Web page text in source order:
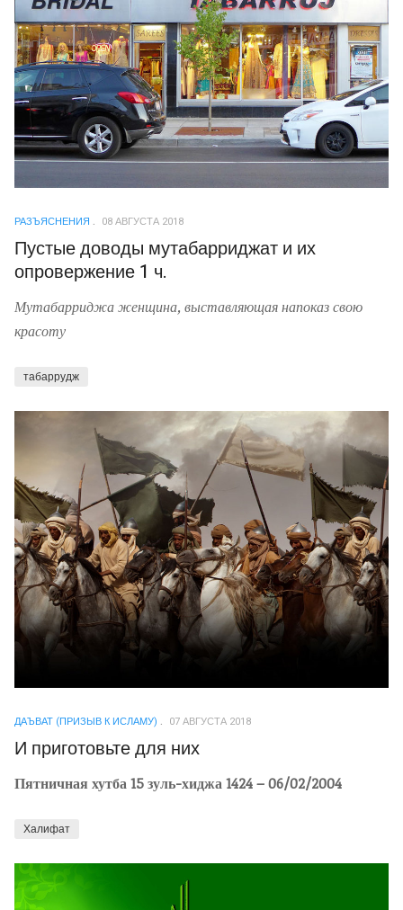
РАЗЪЯСНЕНИЯ 08 АВГУСТА 2018
Пустые доводы мутабарриджат и их
опровержение 1 ч.
Мутабарриджа женщина, выставляющая напоказ свою
красоту
табаррудж
ДАЪВАТ (ПРИЗЫВ К ИСЛАМУ) 07 АВГУСТА 2018
И приготовьте для них
Пятничная хутба 15 зуль-хиджа 1424 – 06/02/2004
Халифат